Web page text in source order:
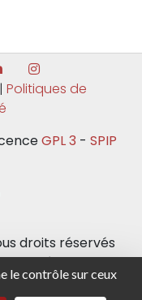
le contrôle sur ceux
| Politiques de
GPL 3 - SPIP
droits réservés
Liberté - 93526
49 40 67 89 Fax :